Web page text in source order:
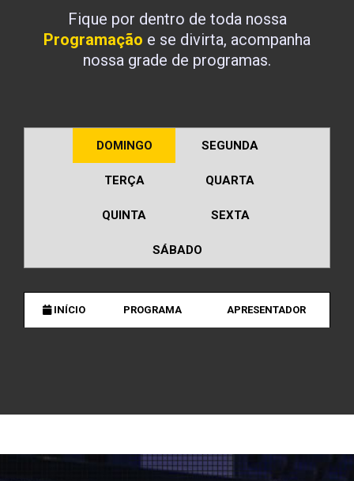
Fique por dentro de toda nossa
Programação e se divirta, acompanha
nossa grade de programas.
DOMINGO SEGUNDA
TERÇA QUARTA
QUINTA SEXTA
SÁBADO
INÍCIO PROGRAMA APRESENTADOR